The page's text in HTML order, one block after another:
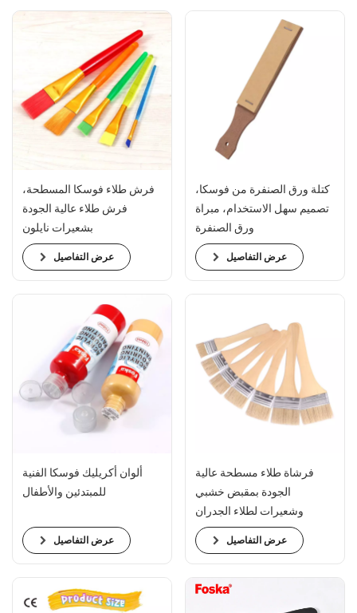
فرش طلاء فوسكا المسطحة،
فرش طلاء عالية الجودة
بشعيرات نايلون
عرض التفاصيل
كتلة ورق الصنفرة من فوسكا،
تصميم سهل الاستخدام، مبراة
ورق الصنفرة
عرض التفاصيل
ألوان أكريليك فوسكا الفنية
للمبتدئين والأطفال
عرض التفاصيل
فرشاة طلاء مسطحة عالية
الجودة بمقبض خشبي
وشعيرات لطلاء الجدران
عرض التفاصيل